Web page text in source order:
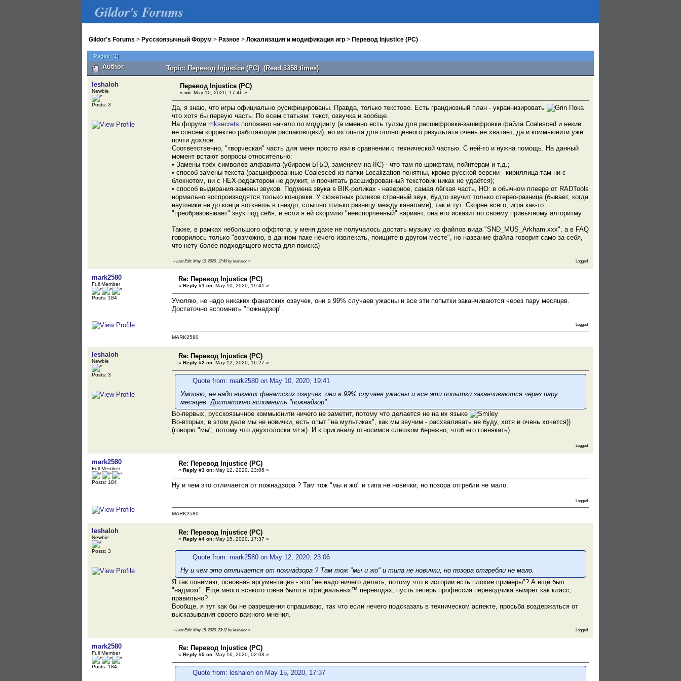
Gildor's Forums
Gildor's Forums > Русскоязычный Форум > Разное > Локализация и модификация игр > Перевод Injustice (PC)
Pages:[1]
Author Topic: Перевод Injustice (PC) (Read 3358 times)
leshaloh
Newbie
Posts: 3
Перевод Injustice (PC)
« on: May 10, 2020, 17:46 »
Да, я знаю, что игры официально русифицированы. Правда, только текстово. Есть грандиозный план - украинизировать
Пока
что хотя бы первую часть. По всем статьям: текст, озвучка и вообще.
На форуме mksecrets положено начало по моддингу (а именно есть тулзы для расшифровки-зашифровки файла Coalesced и некие
не совсем корректно работающие распаковщики), но их опыта для полноценного результата очень не хватает, да и коммьюнити уже
почти дохлое.
Соответственно, "творческая" часть для меня просто изи в сравнении с технической частью. С ней-то и нужна помощь. На данный
момент встают вопросы относительно:
• Замены трёх символов алфавита (убираем ЫЪЭ, заменяем на ІЇЄ) - что там по шрифтам, пойнтерам и т.д.;
• способ замены текста (расшифрованные Coalesced из папки Localization понятны, кроме русской версии - кириллица там ни с
блокнотом, ни с HEX-редактором не дружит, и прочитать расшифрованный текстовик никак не удаётся);
• способ выдирания-замены звуков. Подмена звука в BIK-роликах - наверное, самая лёгкая часть, НО: в обычном плеере от RADTools
нормально воспроизводятся только концовки. У сюжетных роликов странный звук, будто звучит только стерео-разница (бывает, когда
наушники не до конца воткнёшь в гнездо, слышно только разницу между каналами), так и тут. Скорее всего, игра как-то
"преобразовывает" звук под себя, и если я ей скормлю "неиспорченный" вариант, она его исказит по своему привычному алгоритму.
Также, в рамках небольшого оффтопа, у меня даже не получалось достать музыку из файлов вида "SND_MUS_Arkham.xxx", а в FAQ
говорилось только "возможно, в данном паке нечего извлекать, поищите в другом месте", но название файла говорит само за себя,
что нету более подходящего места для поиска)
« Last Edit: May 10, 2020, 17:49 by leshaloh » Logged
mark2580
Full Member
Posts: 184
Re: Перевод Injustice (PC)
« Reply #1 on: May 10, 2020, 19:41 »
Умоляю, не надо никаких фанатских озвучек, они в 99% случаев ужасны и все эти попытки заканчиваются через пару месяцев.
Достаточно вспомнить "пожнадзор".
Logged
MARK2580
leshaloh
Newbie
Posts: 3
Re: Перевод Injustice (PC)
« Reply #2 on: May 12, 2020, 16:27 »
Quote from: mark2580 on May 10, 2020, 19:41
Умоляю, не надо никаких фанатских озвучек, они в 99% случаев ужасны и все эти попытки заканчиваются через пару
месяцев. Достаточно вспомнить "пожнадзор".
Во-первых, русскоязычное коммьюнити ничего не заметит, потому что делается не на их языке
Во-вторых, в этом деле мы не новички, есть опыт "на мультиках", как мы звучим - расхваливать не буду, хотя и очень хочется))
(говорю "мы", потому что двухголоска м+ж). И к оригиналу относимся слишком бережно, чтоб его говнякать)
Logged
mark2580
Full Member
Posts: 184
Re: Перевод Injustice (PC)
« Reply #3 on: May 12, 2020, 23:06 »
Ну и чем это отличается от пожнадзора ? Там тож "мы и жо" и типа не новички, но позора отгребли не мало.
Logged
MARK2580
leshaloh
Newbie
Posts: 3
Re: Перевод Injustice (PC)
« Reply #4 on: May 15, 2020, 17:37 »
Quote from: mark2580 on May 12, 2020, 23:06
Ну и чем это отличается от пожнадзора ? Там тож "мы и жо" и типа не новички, но позора отгребли не мало.
Я так понимаю, основная аргументация - это "не надо ничего делать, потому что в истории есть плохие примеры"? А ещё был
"надмозг". Ещё много всякого говна было в официальных™ переводах, пусть теперь профессия переводчика вымрет как класс,
правильно?
Вообще, я тут как бы не разрешения спрашиваю, так что если нечего подсказать в техническом аспекте, просьба воздержаться от
высказывания своего важного мнения.
« Last Edit: May 15, 2020, 23:12 by leshaloh » Logged
mark2580
Full Member
Posts: 184
Re: Перевод Injustice (PC)
« Reply #5 on: May 16, 2020, 02:08 »
Quote from: leshaloh on May 15, 2020, 17:37